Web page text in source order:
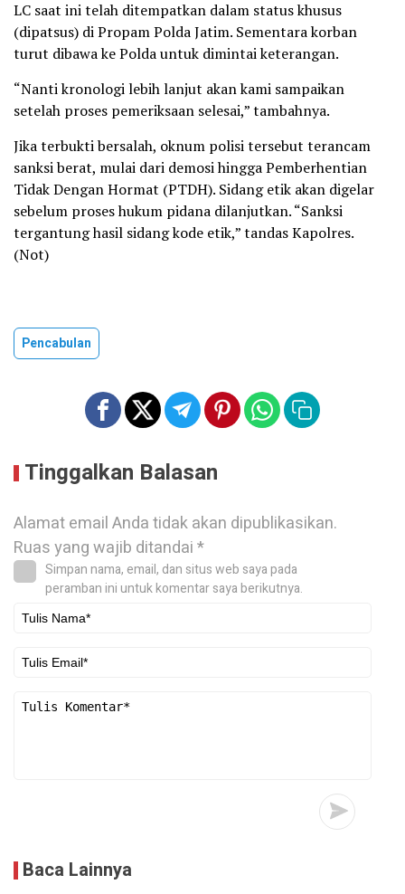
LC saat ini telah ditempatkan dalam status khusus
(dipatsus) di Propam Polda Jatim. Sementara korban
turut dibawa ke Polda untuk dimintai keterangan.
“Nanti kronologi lebih lanjut akan kami sampaikan
setelah proses pemeriksaan selesai,” tambahnya.
Jika terbukti bersalah, oknum polisi tersebut terancam
sanksi berat, mulai dari demosi hingga Pemberhentian
Tidak Dengan Hormat (PTDH). Sidang etik akan digelar
sebelum proses hukum pidana dilanjutkan. “Sanksi
tergantung hasil sidang kode etik,” tandas Kapolres.
(Not)
Pencabulan
Tinggalkan Balasan
Alamat email Anda tidak akan dipublikasikan.
Ruas yang wajib ditandai*
Simpan nama, email, dan situs web saya pada
peramban ini untuk komentar saya berikutnya.
Baca Lainnya